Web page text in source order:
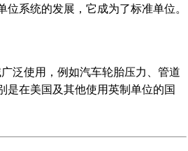
位系统的发展，它成为了标准单位。
泛使用，例如汽车轮胎压力、管道
是在美国及其他使用英制单位的国